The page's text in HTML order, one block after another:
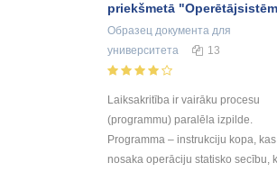
priekšmetā
Образец документа для
университета
13
Laiksakritība ir vairāku procesu
(programmu) paralēla izpilde.
Programma – instrukciju kopa, kas
nosaka operāciju statisko secību,